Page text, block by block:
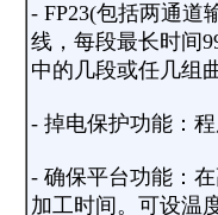
- FP23(包括两通道
线，每段最长时间
中的几段或任几组
- 掉电保护功能：
- 确保平台功能：
加工时间。可设温